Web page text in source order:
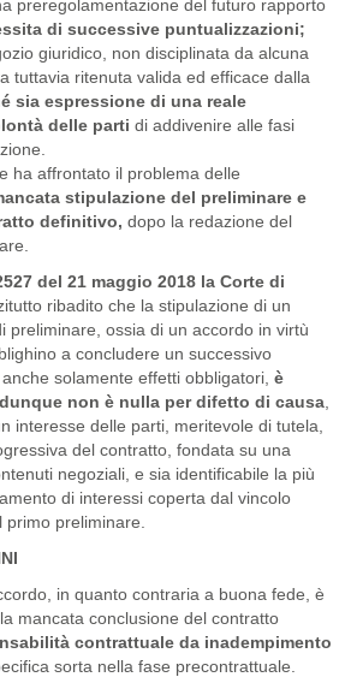
preregolamentazione del futuro rapporto
di successive puntualizzazioni;
giuridico, non disciplinata da alcuna
tuttavia ritenuta valida ed efficace dalla
sia espressione di una reale
delle parti di addivenire alle fasi
ha affrontato il problema delle
stipulazione del preliminare e
definitivo, dopo la redazione del
del 21 maggio 2018 la Corte di
ribadito che la stipulazione di un
preliminare, ossia di un accordo in virtù
a concludere un successivo
solamente effetti obbligatori, è
non è nulla per difetto di causa
interesse delle parti, meritevole di tutela,
del contratto, fondata su una
negoziali, e sia identificabile la più
di interessi coperta dal vincolo
preliminare.
in quanto contraria a buona fede, è
mancata conclusione del contratto
contrattuale da inadempimento
sorta nella fase precontrattuale.